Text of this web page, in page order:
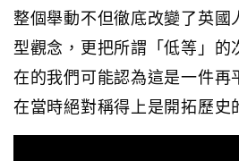
整個舉動不但徹底改變了英國
型觀念，更把所謂「低等」的
在的我們可能認為這是一件再
在當時絕對稱得上是開拓歷史